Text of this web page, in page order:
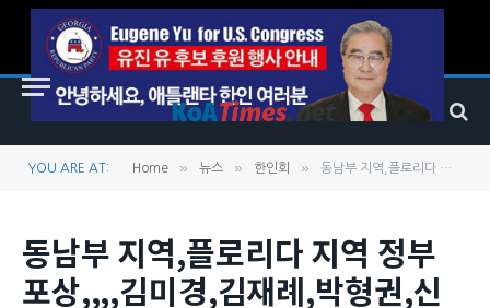
YOU ARE AT: Home » 뉴스 » 한인회 » 동남부 지역,플로리다 지역 정부 포상,,,,김미경,김재례,박형권,신광수,이한성,최병일,황병구씨 최종 후보에,,,
동남부 지역,플로리다 지역 정부
포상,,,,김미경,김재례,박형권,신